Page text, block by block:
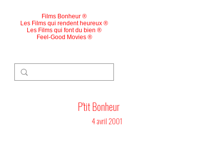
Films Bonheur ®
Les Films qui rendent heureux ®
Les Films qui font du bien ®
Feel-Good Movies ®
P'tit Bonheur
4 avril 2001